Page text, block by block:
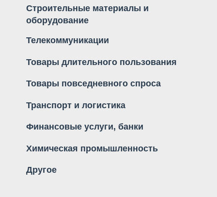
Строительные материалы и
оборудование
Телекоммуникации
Товары длительного пользования
Товары повседневного спроса
Транспорт и логистика
Финансовые услуги, банки
Химическая промышленность
Другое